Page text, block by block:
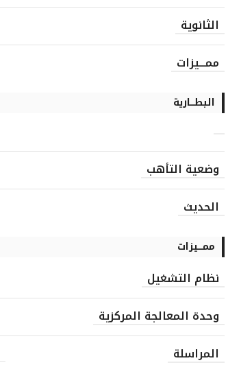
الثانوية
ممـــيزات
البطـــارية
وضعية التأهب
الحديث
ممـــيزات
نظام التشغيل
وحدة المعالجة المركزية
المراسلة